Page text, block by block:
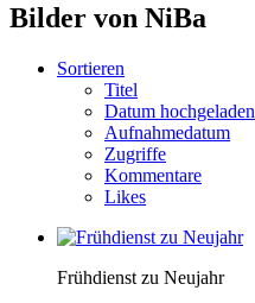
Bilder von NiBa
Sortieren
Titel
Datum hochgeladen
Aufnahmedatum
Zugriffe
Kommentare
Likes
Frühdienst zu Neujahr